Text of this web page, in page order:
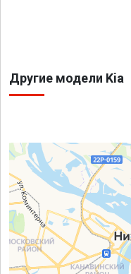
Другие модели Kia